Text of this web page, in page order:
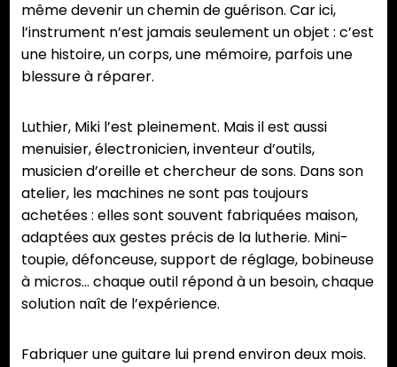
même devenir un chemin de guérison. Car ici,
l’instrument n’est jamais seulement un objet : c’est
une histoire, un corps, une mémoire, parfois une
blessure à réparer.
Luthier, Miki l’est pleinement. Mais il est aussi
menuisier, électronicien, inventeur d’outils,
musicien d’oreille et chercheur de sons. Dans son
atelier, les machines ne sont pas toujours
achetées : elles sont souvent fabriquées maison,
adaptées aux gestes précis de la lutherie. Mini-
toupie, défonceuse, support de réglage, bobineuse
à micros… chaque outil répond à un besoin, chaque
solution naît de l’expérience.
Fabriquer une guitare lui prend environ deux mois.